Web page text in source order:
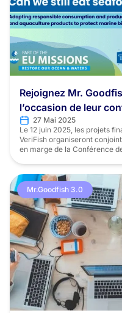
Rejoignez Mr.
l’occasion de leur
sur les océans
27 Mai 2025
Le 12 juin 2025, les projets
VeriFish organiseront
en marge de la Conférence
Aquaculture Products to
discussion virtuelle […]
Mr.Goodfish 3.0